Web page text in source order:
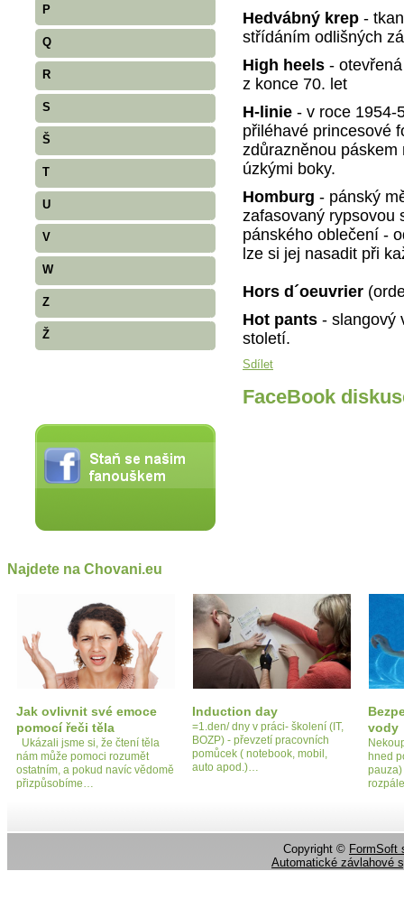
P
Q
R
S
Š
T
U
V
W
Z
Ž
Hedvábný krep -
střídáním odlišných
High heels -
z konce 70. let
H-linie - v roce 1954-
přiléhavé princesové
zdůrazněnou
úzkými boky.
Homburg - pánský
zafasovaný rypsovou
pánského oblečení -
lze si jej nasadit při
Hors d´oeuvrier
Hot pants - slangový
století.
Sdílet
FaceBook
Najdete na Chovani.eu
Jak ovlivnit své emoce
pomocí řeči těla
Ukázali jsme si, že čtení těla
nám může pomoci rozumět
ostatním, a pokud navíc vědomě
přizpůsobíme…
Induction day
=1.den/ dny v práci- školení (IT,
BOZP) - převzetí pracovních
pomůcek ( notebook, mobil,
auto apod.)…
vody
hned
Copyright © FormSoft
Automatické závlahové